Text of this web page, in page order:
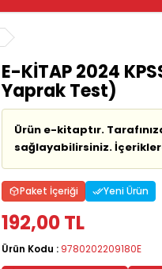
E-KİTAP 2024
Yaprak Test)
Ürün e-kitaptır.
sağlayabilirsiniz.
Paket İçeriği Yeni Ürün
192,00 TL
Ürün Kodu : 9780202209180E